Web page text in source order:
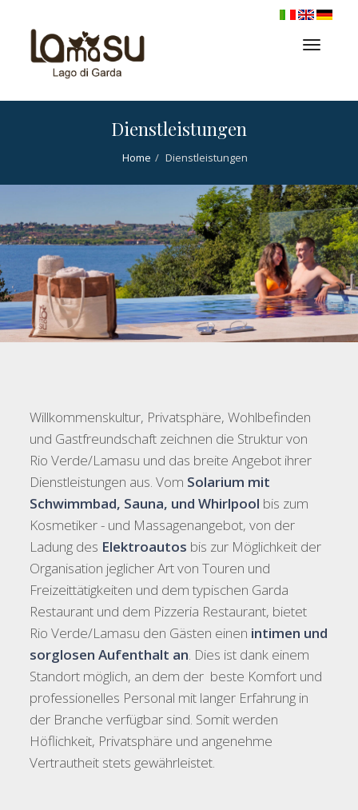
Dienstleistungen
Home Dienstleistungen
Willkommenskultur, Privatsphäre, Wohlbefinden
und Gastfreundschaft zeichnen die Struktur von
Rio Verde/Lamasu und das breite Angebot ihrer
Dienstleistungen aus. Vom Solarium mit
Schwimmbad, Sauna, und Whirlpool bis zum
Kosmetiker - und Massagenangebot, von der
Ladung des Elektroautos bis zur Möglichkeit der
Organisation jeglicher Art von Touren und
Freizeittätigkeiten und dem typischen Garda
Restaurant und dem Pizzeria Restaurant, bietet
Rio Verde/Lamasu den Gästen einen intimen und
sorglosen Aufenthalt an. Dies ist dank einem
Standort möglich, an dem der beste Komfort und
professionelles Personal mit langer Erfahrung in
der Branche verfügbar sind. Somit werden
Höflichkeit, Privatsphäre und angenehme
Vertrautheit stets gewährleistet.